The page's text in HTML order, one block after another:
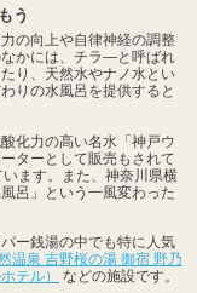
う
の向上や自律神経の調整
かには、チラ―と呼ばれ
り、天然水やナノ水とい
りの水風呂を提供すると
化力の高い名水「神戸ウ
ターとして販売もされて
ます。また、神奈川県横
呂」という一風変わった
ー銭湯の中でも特に人気
温泉 吉野桜の湯 御宿 野乃
テル）
などの施設です。